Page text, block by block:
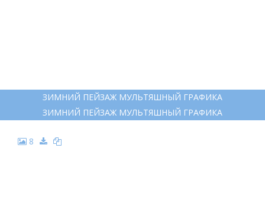
ЗИМНИЙ ПЕЙЗАЖ МУЛЬТЯШНЫЙ ГРАФИКА
ЗИМНИЙ ПЕЙЗАЖ МУЛЬТЯШНЫЙ ГРАФИКА
8